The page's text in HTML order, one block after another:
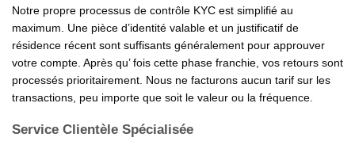
Notre propre processus de contrôle KYC est simplifié au
maximum. Une pièce d’identité valable et un justificatif de
résidence récent sont suffisants généralement pour approuver
votre compte. Après qu’ fois cette phase franchie, vos retours sont
processés prioritairement. Nous ne facturons aucun tarif sur les
transactions, peu importe que soit le valeur ou la fréquence.
Service Clientèle Spécialisée